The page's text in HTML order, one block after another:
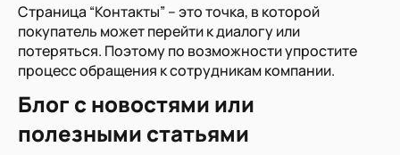
Страница “Контакты” – это точка, в которой
покупатель может перейти к диалогу или
потеряться. Поэтому по возможности упростите
процесс обращения к сотрудникам компании.
Блог с новостями или
полезными статьями